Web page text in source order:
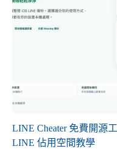
LINE Cheater 免費開源
LINE 佔用空間教學